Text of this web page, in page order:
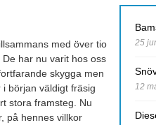
med över tio
. De har nu varit hos oss
skygga men
början väldigt fräsig
stora framsteg. Nu
på hennes villkor
25
12